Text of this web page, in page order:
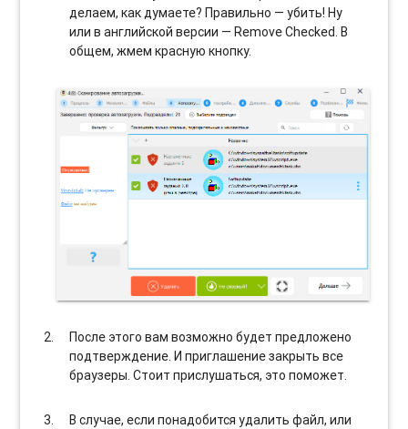
делаем, как думаете? Правильно — убить! Ну
или в английской версии — Remove Checked. В
общем, жмем красную кнопку.
После этого вам возможно будет предложено
подтверждение. И приглашение закрыть все
браузеры. Стоит прислушаться, это поможет.
В случае, если понадобится удалить файл, или